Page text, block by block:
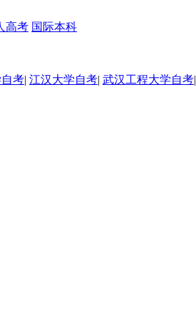
高考 国际本科
考| 江汉大学自考| 武汉工程大学自考|